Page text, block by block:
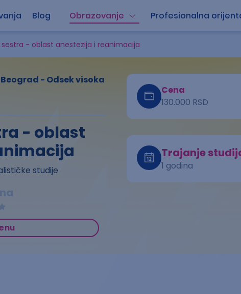
Blog Obrazovanje Profesionalna
sestra - oblast anestezija i reanimacija
- oblast
studije
- Odsek visoka
Cena
130.000 RSD
Trajanje
1 godina